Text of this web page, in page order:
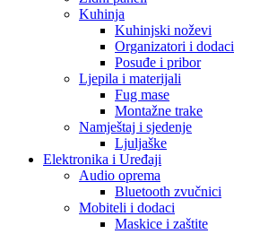
Kuhinja
Kuhinjski noževi
Organizatori i dodaci
Posuđe i pribor
Ljepila i materijali
Fug mase
Montažne trake
Namještaj i sjedenje
Ljuljaške
Elektronika i Uređaji
Audio oprema
Bluetooth zvučnici
Mobiteli i dodaci
Maskice i zaštite